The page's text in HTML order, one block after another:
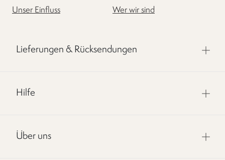
Unser Einfluss Wer wir sind
Lieferungen & Rücksendungen
Hilfe
Über uns